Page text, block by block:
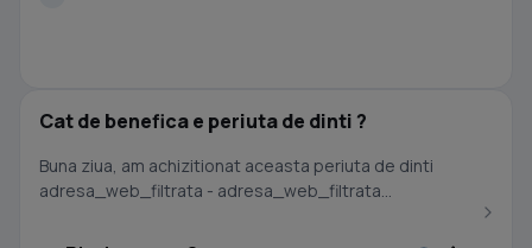
Cat de benefica e periuta de dinti ?
Buna ziua, am achizitionat aceasta periuta de dinti
adresa_web_filtrata - adresa_web_filtrata...